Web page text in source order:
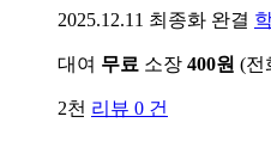
2025.12.11 최종화 완결
대여 무료 소장 400원 (전
2천 리뷰 0 건